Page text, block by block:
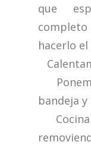
que
hacerlo
bandeja